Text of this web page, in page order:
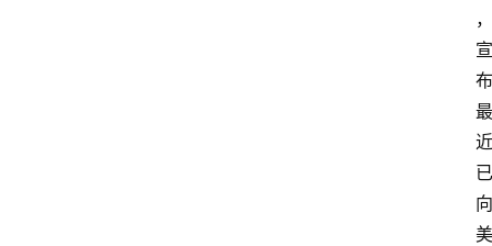
，
宣
布
最
近
已
向
美